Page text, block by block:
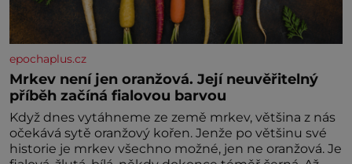
epochaplus.cz
Mrkev není jen oranžová. Její neuvěřitelný
příběh začíná fialovou barvou
Když dnes vytáhneme ze země mrkev, většina z nás
očekává sytě oranžový kořen. Jenže po většinu své
historie je mrkev všechno možné, jen ne oranžová. Je